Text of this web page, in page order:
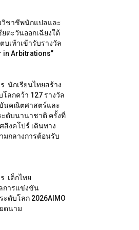
ชาชีพนักแปลและ
ยตะวันออกเฉียงใต้
บเท้าเข้ารับรางวัล
in Arbitrations”
นักเรียนไทยสร้าง
โลกคว้า 127 รางวัล
นคณิตศาสตร์และ
ดับนานาชาติ ครั้งที่
สิงคโปร์ เดินทาง
มกลางการต้อนรับ
เด็กไทย
การแข่งขัน
ดับโลก 2026AIMO
ดนาม